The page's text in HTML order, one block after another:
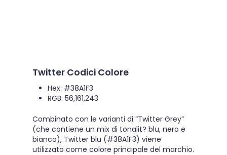
Twitter Codici Colore
Hex: #38A1F3
RGB: 56,161,243
Combinato con le varianti di “Twitter Grey”
(che contiene un mix di tonalit? blu, nero e
bianco), Twitter blu (#38A1F3) viene
utilizzato come colore principale del marchio.